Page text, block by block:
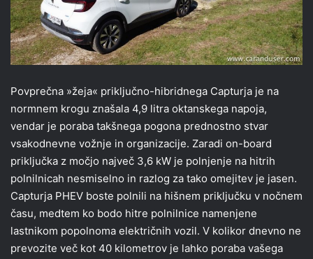
Povprečna »žeja« priključno-hibridnega Capturja je na
normnem krogu znašala 4,9 litra oktanskega napoja,
vendar je poraba takšnega pogona prednostno stvar
vsakodnevne vožnje in organizacije. Zaradi on-board
priključka z močjo največ 3,6 kW je polnjenje na hitrih
polnilnicah nesmiselno in razlog za tako omejitev je jasen.
Capturja PHEV boste polnili na hišnem priključku v nočnem
času, medtem ko bodo hitre polnilnice namenjene
lastnikom popolnoma električnih vozil. V kolikor dnevno ne
prevozite več kot 40 kilometrov je lahko poraba vašega